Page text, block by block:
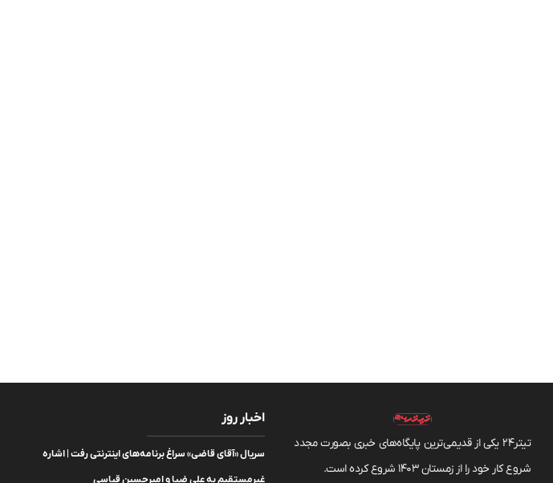
تیتر24 یکی از قدیمی‌ترین پایگاه‌های خبری بصورت مجدد
شروع کار خود را از زمستان 1403 شروع کرده است.
اخبار روز
سریال «آقای قاضی» سراغ برنامه‌های اینترنتی رفت | اشاره
غیرمستقیم به علی ضیا و امیرحسین قیاسی